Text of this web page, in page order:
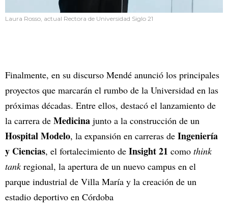
Laura Rosso, actual Rectora de Universidad Siglo 21
Finalmente, en su discurso Mendé anunció los principales
proyectos que marcarán el rumbo de la Universidad en las
próximas décadas. Entre ellos, destacó el lanzamiento de
la carrera de Medicina junto a la construcción de un
Hospital Modelo, la expansión en carreras de Ingeniería
y Ciencias, el fortalecimiento de Insight 21 como think
tankregional, la apertura de un nuevo campus en el
parque industrial de Villa María y la creación de un
estadio deportivo en Córdoba